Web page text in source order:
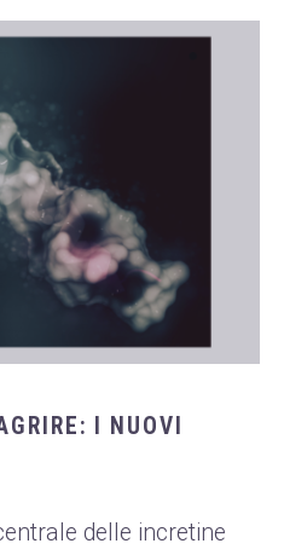
I NUOVI
delle incretine